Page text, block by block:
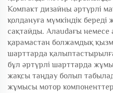
Компакт дизайны әртүрлі
қолдануға мүмкіндік
сақтайды. Алаudaғы
қарамастан болжамдық
шарттарда
бұл әртүрлі шарттарда
жақсы таңдау болып
жұмысы мотор